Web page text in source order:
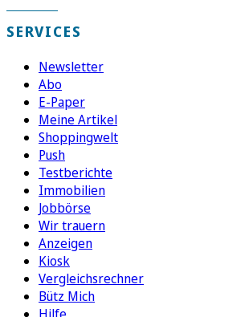
SERVICES
Newsletter
Abo
E-Paper
Meine Artikel
Shoppingwelt
Push
Testberichte
Immobilien
Jobbörse
Wir trauern
Anzeigen
Kiosk
Vergleichsrechner
Bütz Mich